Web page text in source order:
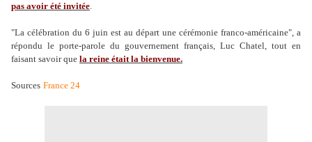
pas avoir été invitée.
"La célébration du 6 juin est au départ une cérémonie franco-américaine", a
répondu le porte-parole du gouvernement français, Luc Chatel, tout en
faisant savoir que la reine était la bienvenue.
Sources France 24